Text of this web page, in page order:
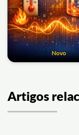
Novo
Artigos